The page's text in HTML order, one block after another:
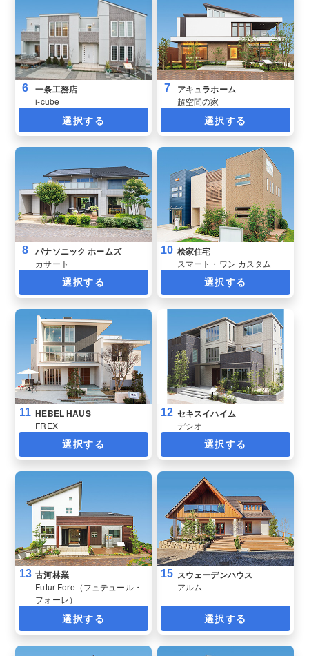
6 一条工務店
i-cube
選択する
7 アキュラホーム
超空間の家
選択する
8 パナソニック ホームズ
カサート
選択する
10 桧家住宅
スマート・ワン カスタム
選択する
11 HEBEL HAUS
FREX
選択する
12 セキスイハイム
デシオ
選択する
13 古河林業
Futur Fore（フュテュール・
フォーレ）
選択する
15 スウェーデンハウス
アルム
選択する